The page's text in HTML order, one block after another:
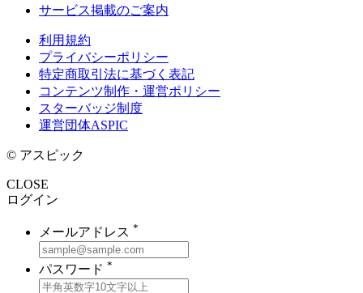
サービス掲載のご案内
利用規約
プライバシーポリシー
特定商取引法に基づく表記
コンテンツ制作・運営ポリシー
スターバッジ制度
運営団体ASPIC
© アスピック
CLOSE
ログイン
メールアドレス *
パスワード *